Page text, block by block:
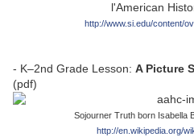
l'American
http://www.si.edu/content/
- K–2nd Grade Lesson: A Picture
(pdf)
Sojourner Truth born Isabella
http://en.wikipedia.org/